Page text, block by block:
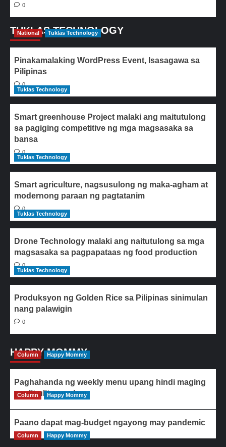
0
TUKLAS TECHNOLOGY
National Tuklas Technology
Pinakamalaking WordPress Event, Isasagawa sa
Pilipinas
0
Tuklas Technology
Smart greenhouse Project malaki ang maitutulong
sa pagiging competitive ng mga magsasaka sa
bansa
0
Tuklas Technology
Smart agriculture, nagsusulong ng maka-agham at
modernong paraan ng pagtatanim
0
Tuklas Technology
Drone Technology malaki ang naitutulong sa mga
magsasaka sa pagpapataas ng food production
0
Tuklas Technology
Produksyon ng Golden Rice sa Pilipinas sinimulan
nang palawigin
0
HAPPY MOMMY
Column Happy Mommy
Paghahanda ng weekly menu upang hindi maging
paulit-ulit ang ulam
Column Happy Mommy
Paano dapat mag-budget ngayong may pandemic
Column Happy Mommy